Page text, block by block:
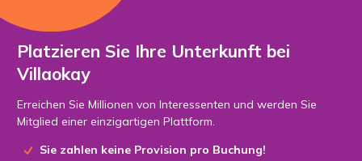
Platzieren Sie Ihre Unterkunft bei
Villaokay
Erreichen Sie Millionen von Interessenten und werden Sie
Mitglied einer einzigartigen Plattform.
Sie zahlen keine Provision pro Buchung!